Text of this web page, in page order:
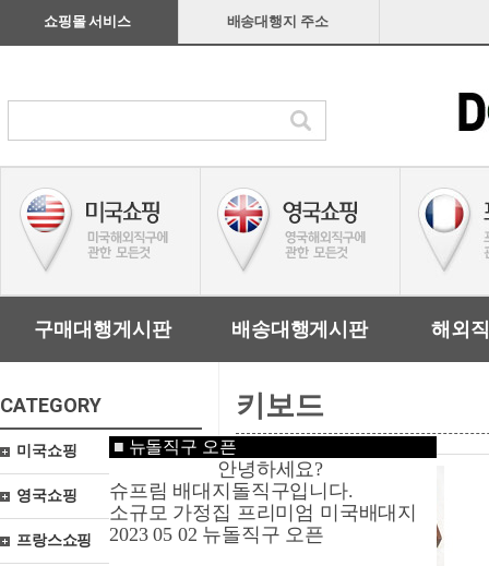
■ 뉴돌직구 오픈
안녕하세요?
슈프림 배대지돌직구입니다.
소규모 가정집 프리미엄 미국배대지
2023 05 02 뉴돌직구 오픈
쇼핑몰 서비스 배송대행지 주소
구매대행게시판 배송대행게시판 해외
CATEGORY
미국쇼핑
영국쇼핑
프랑스쇼핑
키보드